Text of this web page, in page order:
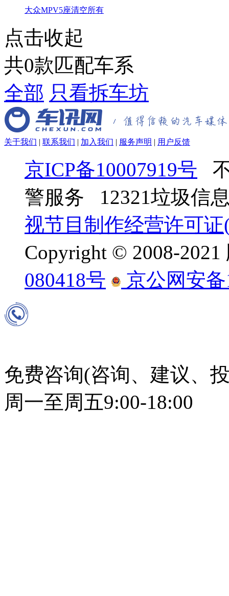
大众MPV5座清空所有
点击收起
共0款匹配车系
全部 只看拆车坊
关于我们 | 联系我们 | 加入我们 | 服务声明 | 用户反馈
京ICP备10007919号
警服务 12321垃圾信
视节目制作经营许可证
Copyright © 2008-
080418号
京公网安备
免费咨询(咨询、建议、
周一至周五9:00-18:00